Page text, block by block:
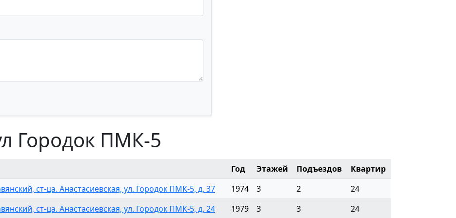
Городок ПМК-5
Год Этажей Подъездов
Квартир
ст-ца. Анастасиевская, ул. Городок ПМК-5, д. 37 1974 3 2
24
ст-ца. Анастасиевская, ул. Городок ПМК-5, д. 24 1979 3 3 24